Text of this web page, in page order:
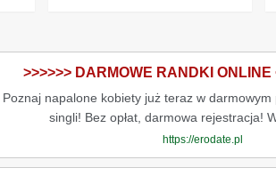
>>>>>> DARMOWE RANDKI ONLINE
Poznaj napalone kobiety już teraz w
singli! Bez opłat, darmowa rejestracja!
https://erodate.pl